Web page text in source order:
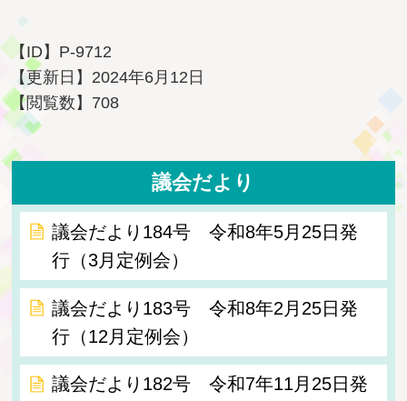
【ID】 P-9712
【更新日】 2024年6月12日
【閲覧数】 708
議会だより
議会だより184号 令和8年5月25日発
行（3月定例会）
議会だより183号 令和8年2月25日発
行（12月定例会）
議会だより182号 令和7年11月25日発